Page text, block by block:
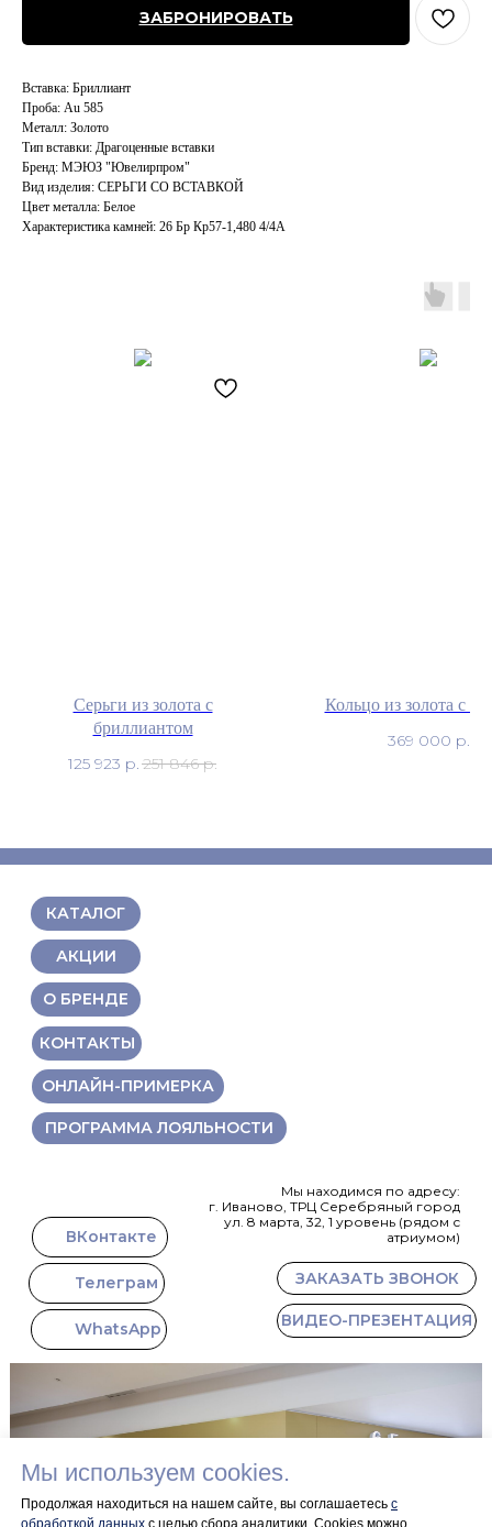
Мы используем cookies.
Продолжая находиться на нашем сайте, вы соглашаетесь с
ЗАБРОНИРОВАТЬ
Вставка: Бриллиант
Проба: Au 585
Металл: Золото
Тип вставки: Драгоценные вставки
Бренд: МЭЮЗ "Ювелирпром"
Вид изделия: СЕРЬГИ СО ВСТАВКОЙ
Цвет металла: Белое
Характеристика камней: 26 Бр Кp57-1,480 4/4А
Серьги из золота с
бриллиантом
125 923 р. 251 846 р.
Кольцо из золота с
369 000 р.
Мы находимся по адресу:
г. Иваново, ТРЦ Серебряный город
ул. 8 марта, 32, 1 уровень (рядом с
атриумом)
КАТАЛОГ
АКЦИИ
О БРЕНДЕ
КОНТАКТЫ
ОНЛАЙН-ПРИМЕРКА
ПРОГРАММА ЛОЯЛЬНОСТИ
ВКонтакте
Телеграм
WhatsApp
ЗАКАЗАТЬ ЗВОНОК
ВИДЕО-ПРЕЗЕНТАЦИЯ